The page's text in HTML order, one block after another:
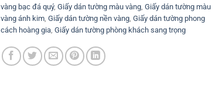
vàng bạc đá quý, Giấy dán tường màu vàng Giấy dán tường màu
vàng ánh kim Giấy dán tường nền vàng Giấy dán tường phong
cách hoàng gia Giấy dán tường phòng khách sang trọng